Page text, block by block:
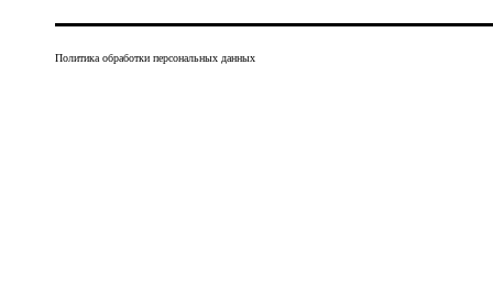
Политика обработки персональных данных